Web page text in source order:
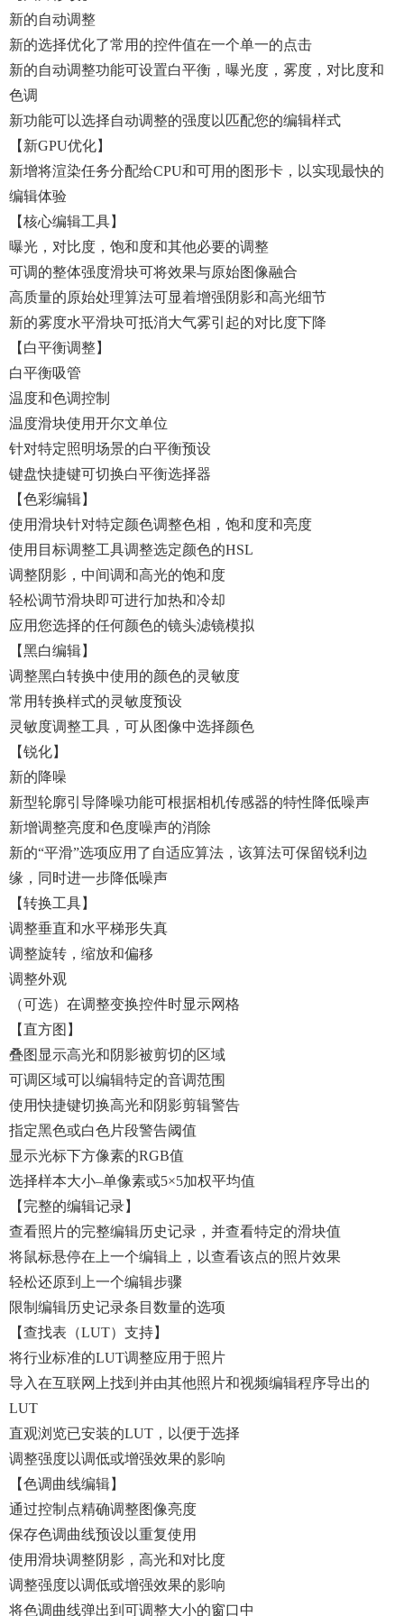
新的自动调整
新的选择优化了常用的控件值在一个单一的点击
新的自动调整功能可设置白平衡，曝光度，雾度，对比度和
色调
新功能可以选择自动调整的强度以匹配您的编辑样式
【新GPU优化】
新增将渲染任务分配给CPU和可用的图形卡，以实现最快的
编辑体验
【核心编辑工具】
曝光，对比度，饱和度和其他必要的调整
可调的整体强度滑块可将效果与原始图像融合
高质量的原始处理算法可显着增强阴影和高光细节
新的雾度水平滑块可抵消大气雾引起的对比度下降
【白平衡调整】
白平衡吸管
温度和色调控制
温度滑块使用开尔文单位
针对特定照明场景的白平衡预设
键盘快捷键可切换白平衡选择器
【色彩编辑】
使用滑块针对特定颜色调整色相，饱和度和亮度
使用目标调整工具调整选定颜色的HSL
调整阴影，中间调和高光的饱和度
轻松调节滑块即可进行加热和冷却
应用您选择的任何颜色的镜头滤镜模拟
【黑白编辑】
调整黑白转换中使用的颜色的灵敏度
常用转换样式的灵敏度预设
灵敏度调整工具，可从图像中选择颜色
【锐化】
新的降噪
新型轮廓引导降噪功能可根据相机传感器的特性降低噪声
新增调整亮度和色度噪声的消除
新的“平滑”选项应用了自适应算法，该算法可保留锐利边
缘，同时进一步降低噪声
【转换工具】
调整垂直和水平梯形失真
调整旋转，缩放和偏移
调整外观
（可选）在调整变换控件时显示网格
【直方图】
叠图显示高光和阴影被剪切的区域
可调区域可以编辑特定的音调范围
使用快捷键切换高光和阴影剪辑警告
指定黑色或白色片段警告阈值
显示光标下方像素的RGB值
选择样本大小–单像素或5×5加权平均值
【完整的编辑记录】
查看照片的完整编辑历史记录，并查看特定的滑块值
将鼠标悬停在上一个编辑上，以查看该点的照片效果
轻松还原到上一个编辑步骤
限制编辑历史记录条目数量的选项
【查找表（LUT）支持】
将行业标准的LUT调整应用于照片
导入在互联网上找到并由其他照片和视频编辑程序导出的
LUT
直观浏览已安装的LUT，以便于选择
调整强度以调低或增强效果的影响
【色调曲线编辑】
通过控制点精确调整图像亮度
保存色调曲线预设以重复使用
使用滑块调整阴影，高光和对比度
调整强度以调低或增强效果的影响
将色调曲线弹出到可调整大小的窗口中